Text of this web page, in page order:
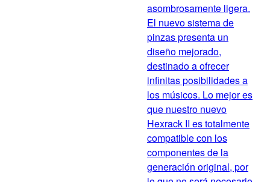
asombrosamente ligera.
El nuevo sistema de
pinzas presenta un
diseño mejorado,
destinado a ofrecer
infinitas posibilidades a
los músicos. Lo mejor es
que nuestro nuevo
Hexrack II es totalmente
compatible con los
componentes de la
generación original, por